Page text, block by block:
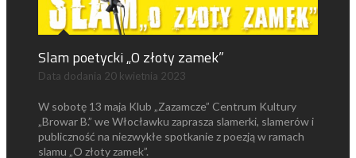
Slam poetycki „O złoty zamek”
Data dodania 20 kwietnia 2023
W sobotę 13 maja Klub „Zazamcze” Centrum Kultury
„Browar B.” we Włocławku zaprasza slamerki, slamerów i
publiczność na niezwykłe spotkanie z poezją w ramach
slamu „O złoty zamek”.